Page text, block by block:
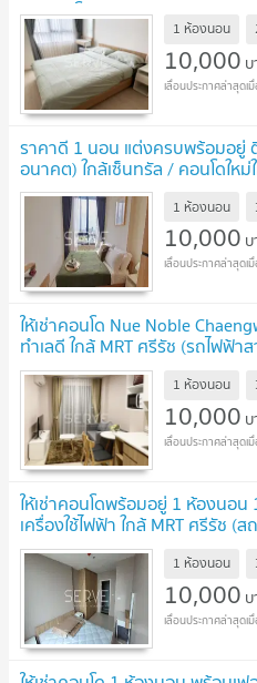
เช่าคอนโด UPDATE !
1 ห้องนอน
10,000
ราคาดี 1 นอน แต่งครบพร้อมอยู่
อนาคต) ใกล้เซ็นทรัล / คอนโดใหม่
1 ห้องนอน
10,000
ให้เช่าคอนโด Nue Noble
ทำเลดี ใกล้ MRT ศรีรัช (รถไฟฟ้
1 ห้องนอน
10,000
ให้เช่าคอนโดพร้อมอยู่ 1 ห้องนอน
เครื่องใช้ไฟฟ้า ใกล้ MRT ศรีรัช (
แจ้งวัฒนะ UPDATE !
1 ห้องนอน
10,000